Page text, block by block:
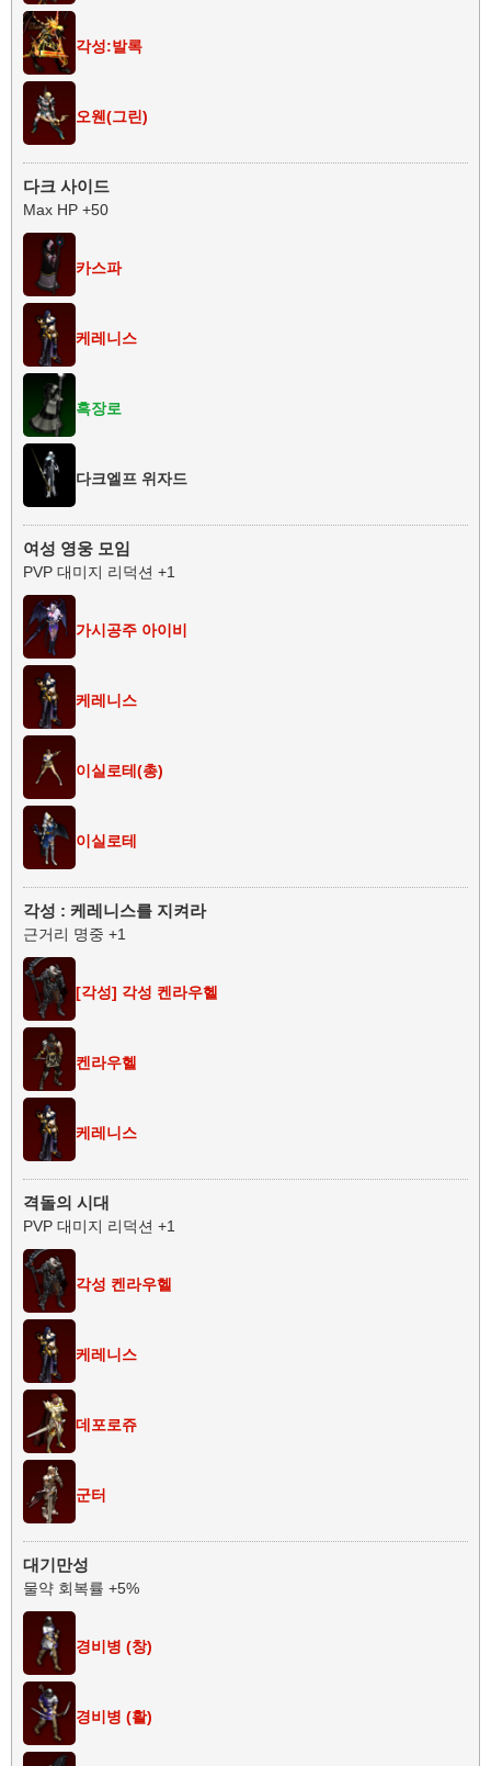
각성:발록
오웬(그린)
다크 사이드
Max HP +50
카스파
케레니스
흑장로
다크엘프 위자드
여성 영웅 모임
PVP 대미지 리덕션 +1
가시공주 아이비
케레니스
이실로테(총)
이실로테
각성 : 케레니스를 지켜라
근거리 명중 +1
[각성] 각성 켄라우헬
켄라우헬
케레니스
격돌의 시대
PVP 대미지 리덕션 +1
각성 켄라우헬
케레니스
데포로쥬
군터
대기만성
물약 회복률 +5%
경비병 (창)
경비병 (활)